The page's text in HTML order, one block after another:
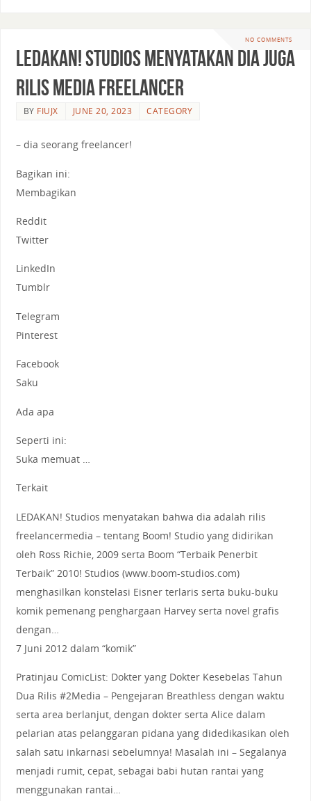
NO COMMENTS
LEDAKAN! Studios menyatakan dia juga
rilis media freelancer
BY FIUJX JUNE 20, 2023 CATEGORY
– dia seorang freelancer!
Bagikan ini:
Membagikan
Reddit
Twitter
LinkedIn
Tumblr
Telegram
Pinterest
Facebook
Saku
Ada apa
Seperti ini:
Suka memuat …
Terkait
LEDAKAN! Studios menyatakan bahwa dia adalah rilis
freelancermedia – tentang Boom! Studio yang didirikan
oleh Ross Richie, 2009 serta Boom “Terbaik Penerbit
Terbaik” 2010! Studios (www.boom-studios.com)
menghasilkan konstelasi Eisner terlaris serta buku-buku
komik pemenang penghargaan Harvey serta novel grafis
dengan…
7 Juni 2012 dalam “komik”
Pratinjau ComicList: Dokter yang Dokter Kesebelas Tahun
Dua Rilis #2Media – Pengejaran Breathless dengan waktu
serta area berlanjut, dengan dokter serta Alice dalam
pelarian atas pelanggaran pidana yang didedikasikan oleh
salah satu inkarnasi sebelumnya! Masalah ini – Segalanya
menjadi rumit, cepat, sebagai babi hutan rantai yang
menggunakan rantai…